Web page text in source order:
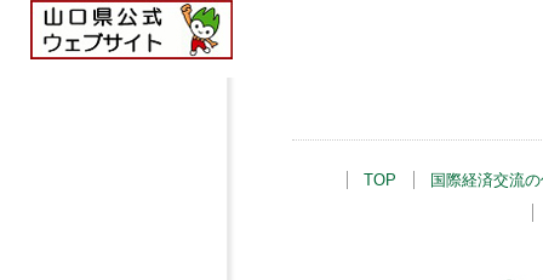
TOP 国際経済交流